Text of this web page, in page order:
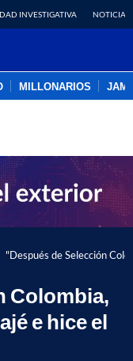
INVESTIGATIVA NOTICIAS
MILLONARIOS
"Después de Selección
Colombia,
e hice el